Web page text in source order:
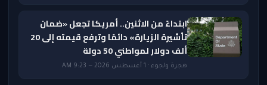
ابتداءً من الاثنين.. أمريكا تجعل «ضمان
تأشيرة الزيارة» دائمًا وترفع قيمته إلى 20
ألف دولار لمواطني 50 دولة
هجرة ولجوء · 1 أغسطس 2026 — 9:23 AM